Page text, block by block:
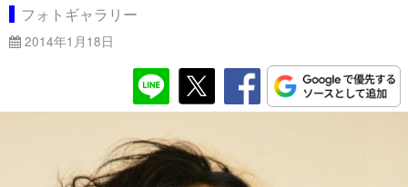
フォトギャラリー
2014年1月18日